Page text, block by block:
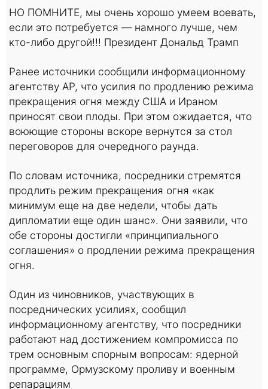
НО ПОМНИТЕ, мы очень хорошо умеем воевать,
если это потребуется — намного лучше, чем
кто-либо другой!!! Президент Дональд Трамп
Ранее источники сообщили информационному
агентству AP, что усилия по продлению режима
прекращения огня между США и Ираном
приносят свои плоды. При этом ожидается, что
воюющие стороны вскоре вернутся за стол
переговоров для очередного раунда.
По словам источника, посредники стремятся
продлить режим прекращения огня «как
минимум еще на две недели, чтобы дать
дипломатии еще один шанс». Они заявили, что
обе стороны достигли «принципиального
соглашения» о продлении режима прекращения
огня.
Один из чиновников, участвующих в
посреднических усилиях, сообщил
информационному агентству, что посредники
работают над достижением компромисса по
трем основным спорным вопросам: ядерной
программе, Ормузскому проливу и военным
репарациям